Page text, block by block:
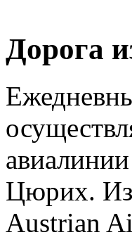
Дорога
Цюрих. Из
Austrian